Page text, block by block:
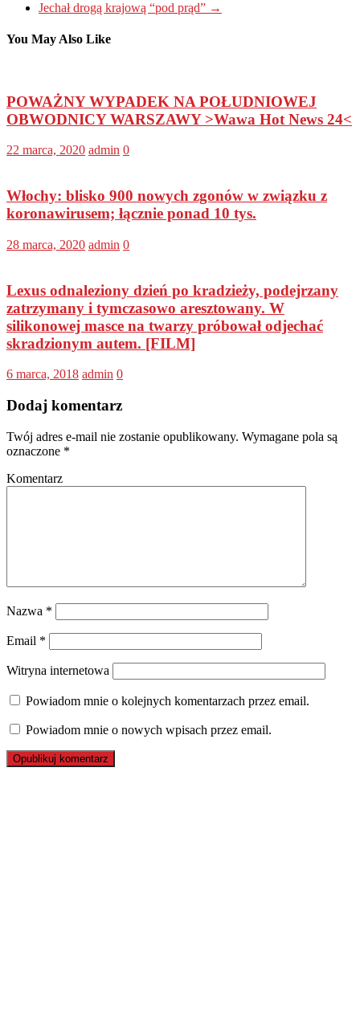
Jechał drogą krajową “pod prąd” →
You May Also Like
POWAŻNY WYPADEK NA POŁUDNIOWEJ
OBWODNICY WARSZAWY >Wawa Hot News 24<
22 marca, 2020 admin 0
Włochy: blisko 900 nowych zgonów w związku z
koronawirusem; łącznie ponad 10 tys.
28 marca, 2020 admin 0
Lexus odnaleziony dzień po kradzieży, podejrzany
zatrzymany i tymczasowo aresztowany. W
silikonowej masce na twarzy próbował odjechać
skradzionym autem. [FILM]
6 marca, 2018 admin 0
Dodaj komentarz
Twój adres e-mail nie zostanie opublikowany. Wymagane pola są
oznaczone *
Komentarz
Nazwa *
Email *
Witryna internetowa
Powiadom mnie o kolejnych komentarzach przez email.
Powiadom mnie o nowych wpisach przez email.